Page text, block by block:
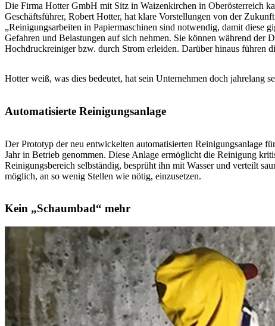
Die Firma Hotter GmbH mit Sitz in Waizenkirchen in Oberösterreich
Geschäftsführer, Robert Hotter, hat klare Vorstellungen von der
„Reinigungsarbeiten in Papiermaschinen sind notwendig, damit diese
Gefahren und Belastungen auf sich nehmen. Sie können während der
Hochdruckreiniger bzw. durch Strom erleiden. Darüber hinaus führen
Hotter weiß, was dies bedeutet, hat sein Unternehmen doch jahrelang
Automatisierte Reinigungsanlage
Der Prototyp der neu entwickelten automatisierten Reinigungsanlage
Jahr in Betrieb genommen. Diese Anlage ermöglicht die Reinigung
Reinigungsbereich selbständig, besprüht ihn mit Wasser und verteilt
möglich, an so wenig Stellen wie nötig, einzusetzen.
Kein „Schaumbad“ mehr